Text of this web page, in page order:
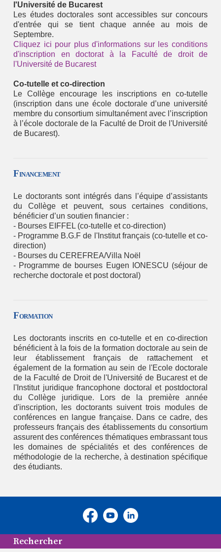
Rechercher
l'Université de Bucarest
Les études doctorales sont accessibles sur concours
d'entrée qui se tient chaque année au mois de
Septembre.
Cliquez ici pour plus d'informations sur les conditions
d'inscription en doctorat à la Faculté de droit de
l'Université de Bucarest
Co-tutelle et co-direction
Le Collège encourage les inscriptions en co-tutelle
(inscription dans une école doctorale d’une université
membre du consortium simultanément avec l’inscription
à l’école doctorale de la Faculté de Droit de l'Université
de Bucarest).
Financement
Le doctorants sont intégrés dans l’équipe d’assistants
du Collège et peuvent, sous certaines conditions,
bénéficier d’un soutien financier :
- Bourses EIFFEL (co-tutelle et co-direction)
- Programme B.G.F de l'Institut français (co-tutelle et co-
direction)
- Bourses du CEREFREA/Villa Noël
- Programme de bourses Eugen IONESCU (séjour de
recherche doctorale et post doctoral)
Formation
Les doctorants inscrits en co-tutelle et en co-direction
bénéficient à la fois de la formation doctorale au sein de
leur établissement français de rattachement et
également de la formation au sein de l'Ecole doctorale
de la Faculté de Droit de l'Université de Bucarest et de
l'Institut juridique francophone doctoral et postdoctoral
du Collège juridique. Lors de la première année
d'inscription, les doctorants suivent trois modules de
conférences en langue française. Dans ce cadre, des
professeurs français des établissements du consortium
assurent des conférences thématiques embrassant tous
les domaines de spécialités et des conférences de
méthodologie de la recherche, à destination spécifique
des étudiants.